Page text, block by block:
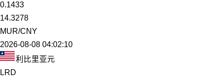
0.1433
14.3278
MUR/CNY
2026-08-08 04:02:10
利比里亚元
LRD